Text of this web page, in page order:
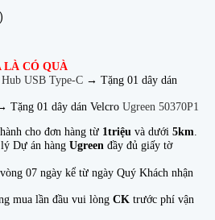
LÀ CÓ QUÀ
Hub USB Type-C → Tặng 01 dây dán
Tặng 01 dây dán Velcro Ugreen 50370P1
cho đơn hàng từ 1triệu và dưới 5km.
Dự án hàng Ugreen đầy đủ giấy tờ
07 ngày kể từ ngày Quý Khách nhận
mua lần đầu vui lòng CK trước phí vận